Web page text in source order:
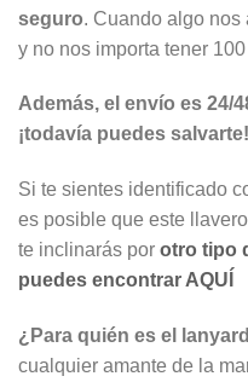
seguro. Cuando algo
y no nos importa tener
Además, el envío es 24/
¡todavía puedes salvarte!
Si te sientes identificado
es posible que este
te inclinarás por otro tipo
puedes encontrar AQUÍ
¿Para quién es el
cualquier amante de la